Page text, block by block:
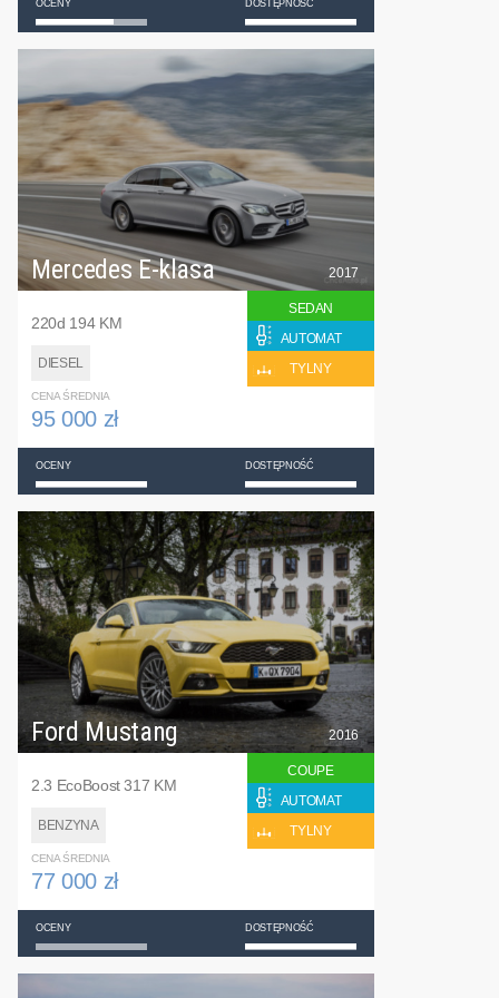
OCENY DOSTĘPNOŚĆ
Mercedes E-klasa
220d 194 KM
DIESEL
2017
SEDAN
AUTOMAT
TYLNY
CENA ŚREDNIA
95 000 zł
OCENY DOSTĘPNOŚĆ
Ford Mustang
2.3 EcoBoost 317 KM
BENZYNA
2016
COUPE
AUTOMAT
TYLNY
CENA ŚREDNIA
77 000 zł
OCENY DOSTĘPNOŚĆ